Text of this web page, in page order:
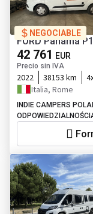
NEGOCIABLE
FORD Panamá
42 761 EUR
Precio sin IVA
2022 38153 km
Italia, Rome
INDIE CAMPERS